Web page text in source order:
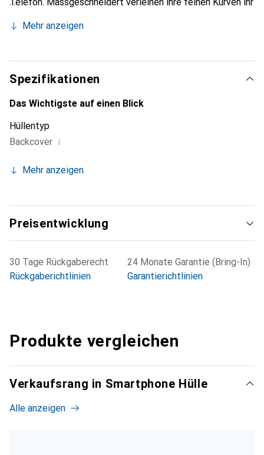
unverzichtbaren Accessoire für Ihr Smartphone.
die Marke Noreve eine sichere Wahl für eine
anspruchsvolle Kundschaft.
Mehr anzeigen
Spezifikationen
Das Wichtigste auf einen Blick
Hüllentyp
Backcover i
Mehr anzeigen
Preisentwicklung
30 Tage Rückgaberecht
Rückgaberichtlinien
24 Monate Garantie (Bring-In)
Garantierichtlinien
Produkte vergleichen
Verkaufsrang in Smartphone Hülle
Alle anzeigen